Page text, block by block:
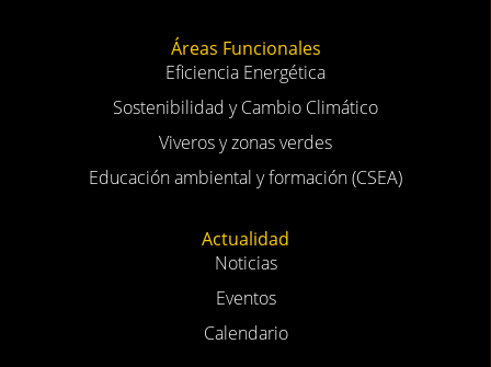
Áreas Funcionales
Eficiencia Energética
Sostenibilidad y Cambio Climático
Viveros y zonas verdes
Educación ambiental y formación (CSEA)
Actualidad
Noticias
Eventos
Calendario